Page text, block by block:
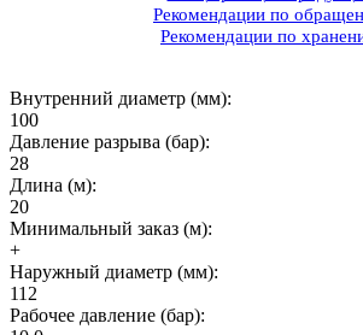
Рекомендации по
Рекомендации по
Внутренний диаметр (мм):
100
Давление разрыва (бар):
28
Длина (м):
20
Минимальный заказ (м):
+
Наружный диаметр (мм):
112
Рабочее давление (бар):